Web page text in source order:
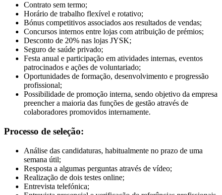
Contrato sem termo;
Horário de trabalho flexível e rotativo;
Bónus competitivos associados aos resultados de vendas;
Concursos internos entre lojas com atribuição de prémios;
Desconto de 20% nas lojas JYSK;
Seguro de saúde privado;
Festa anual e participação em atividades internas, eventos
patrocinados e ações de voluntariado;
Oportunidades de formação, desenvolvimento e progressão
profissional;
Possibilidade de promoção interna, sendo objetivo da empresa
preencher a maioria das funções de gestão através de
colaboradores promovidos internamente.
Processo de seleção:
Análise das candidaturas, habitualmente no prazo de uma
semana útil;
Resposta a algumas perguntas através de vídeo;
Realização de dois testes online;
Entrevista telefónica;